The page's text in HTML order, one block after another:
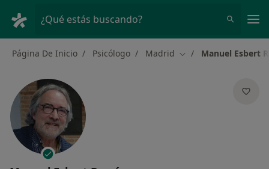
¿Qué estás buscando?
Página De Inicio Psicólogo Madrid Cambiar de ciudad
Manuel Esbert